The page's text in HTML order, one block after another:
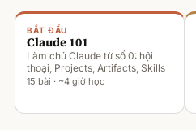
BẮT ĐẦU
Claude 101
Làm chủ Claude từ số 0: hội
thoại, Projects, Artifacts, Skills
15 bài · ~4 giờ học